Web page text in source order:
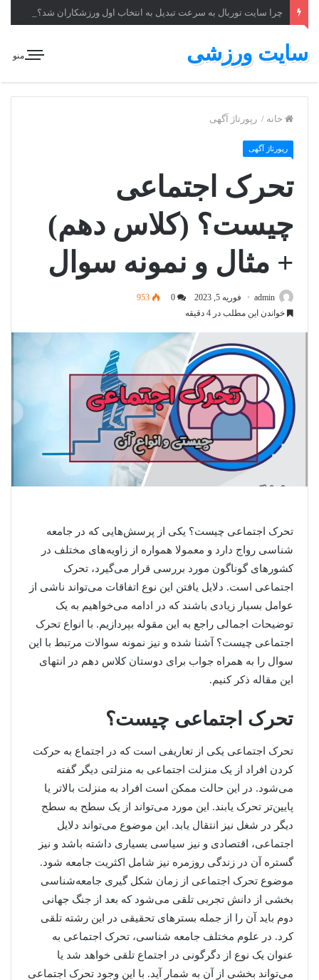
چرا سایت توربال به ‌سرعت تبدیل به انتخاب اول ورزشکاران شد؟
منو سایت ورزشی
خانه / رپورتاژ آگهی
رپورتاژ آگهی
تحرک اجتماعی
چیست؟ (کلاس دهم)
+ مثال و نمونه سوال
admin فوریه 5, 2023
953
خواندن این مطلب در 4 دقیقه
تحرک اجتماعی چیست؟ یکی از پرسش‌هایی که در جامعه
شناسی رواج دارد و معمولا همواره از زاویه‌های مختلف در
کشورهای گوناگون مورد بررسی قرار می‌گیرد، تحرک
اجتماعی است. دلایل یافتن این نوع اتفاقات می‌تواند ناشی از
عوامل بسیار زیادی باشند که در ادامه می‌خواهیم به یک
توضیحات اجمالی راجع به این مقوله بپردازیم. با انواع تحرک
اجتماعی چیست؟ آشنا شده و نیز نمونه‌ سوالات مرتبط با این
سوال را به همراه جواب برای دوستان کلاس دهم در انتهای
این مقاله ذکر کنیم.
تحرک اجتماعی چیست؟
تحرک اجتماعی یکی از تعاریفی است که در اجتماع به حرکت
کردن افراد از یک منزلت اجتماعی به منزلتی دیگر گفته
می‌شود. در این حالت ممکن است افراد به منزلت بالاتر یا
پایین‌تر تحرک یابند. این مورد می‌تواند از یک سطح به سطح
دیگر در شغل نیز انتقال یابد. این موضوع می‌تواند دلایل
اجتماعی، اقتصادی و نیز سیاسی بسیاری داشته باشد و نیز
گستره آن در زندگی روزمره نیز شامل اکثریت جامعه شود.
موضوع تحرک اجتماعی از زمان شکل گیری جامعه‌شناسی
بخشی از دانش تجربی تلقی می‌شود که بعد از جنگ جهانی
دوم باید آن را از جمله بسترهای تحقیقی در این رشته تلقی
کرد. در علوم مختلف جامعه شناسی، تحرک اجتماعی به
عنوان یک نوع از دگرگونی در اجتماع تلقی خواهد شد یا
می‌تواند بخشی از آن به شمار آید. با این وجود تحرک اجتماعی